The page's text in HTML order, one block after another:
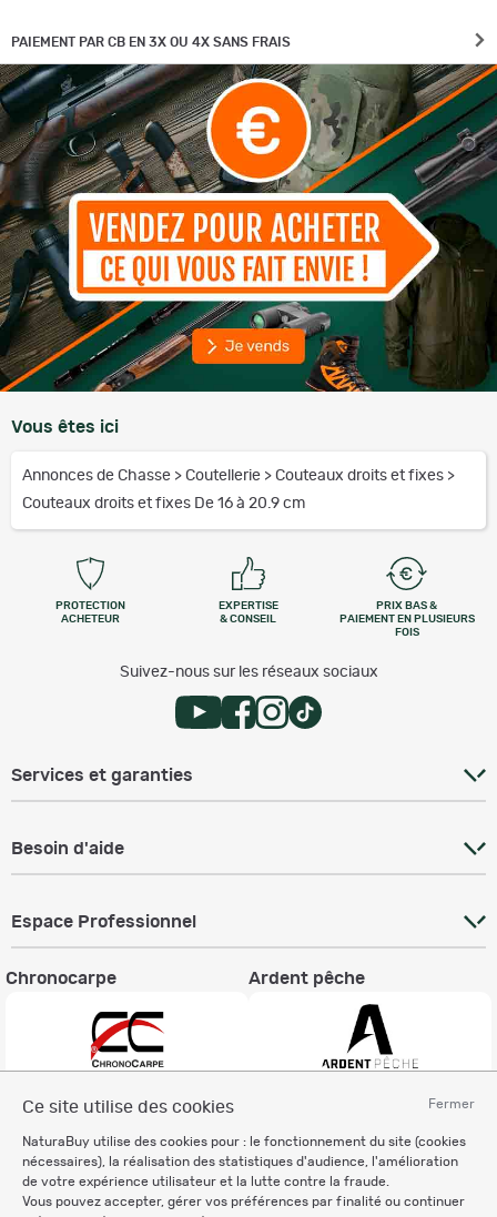
Fermer
Ce site utilise des cookies
NaturaBuy utilise des cookies pour : le fonctionnement du site (cookies
nécessaires), la réalisation des statistiques d'audience, l'amélioration
de votre expérience utilisateur et la lutte contre la fraude.
Vous pouvez accepter, gérer vos préférences par finalité ou continuer
PAIEMENT PAR CB EN 3X OU 4X SANS FRAIS
Vous êtes ici
Annonces de Chasse > Coutellerie > Couteaux droits et fixes >
Couteaux droits et fixes De 16 à 20.9 cm
PROTECTION
ACHETEUR
EXPERTISE
& CONSEIL
PRIX BAS &
PAIEMENT EN PLUSIEURS
FOIS
Suivez-nous sur les réseaux sociaux
Services et garanties
Besoin d'aide
Espace Professionnel
Chronocarpe Ardent pêche
Charte éthique
Mentions légales
Règlement & Conditions d'utilisation